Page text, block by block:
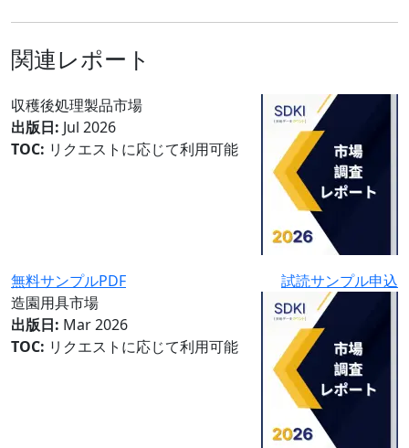
関連レポート
収穫後処理製品市場
出版日: Jul 2026
TOC: リクエストに応じて利用可能
無料サンプルPDF
試読サンプル申込
造園用具市場
出版日: Mar 2026
TOC: リクエストに応じて利用可能